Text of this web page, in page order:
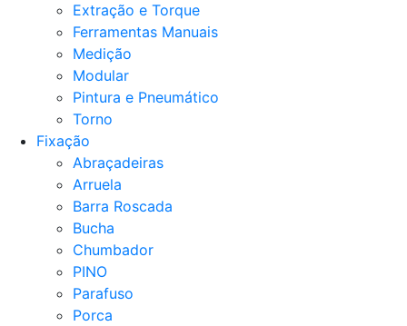
Extração e Torque
Ferramentas Manuais
Medição
Modular
Pintura e Pneumático
Torno
Fixação
Abraçadeiras
Arruela
Barra Roscada
Bucha
Chumbador
PINO
Parafuso
Porca